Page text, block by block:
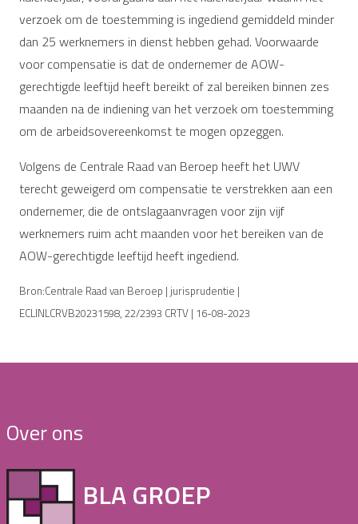
verzoek om de toestemming is ingediend gemiddeld minder
dan 25 werknemers in dienst hebben gehad. Voorwaarde
voor compensatie is dat de ondernemer de AOW-
gerechtigde leeftijd heeft bereikt of zal bereiken binnen zes
maanden na de indiening van het verzoek om toestemming
om de arbeidsovereenkomst te mogen opzeggen.
Volgens de Centrale Raad van Beroep heeft het UWV
terecht geweigerd om compensatie te verstrekken aan een
ondernemer, die de ontslagaanvragen voor zijn vijf
werknemers ruim acht maanden voor het bereiken van de
AOW-gerechtigde leeftijd heeft ingediend.
Bron:Centrale Raad van Beroep | jurisprudentie |
ECLINLCRVB20231598, 22/2393 CRTV | 16-08-2023
Over ons
BLA GROEP